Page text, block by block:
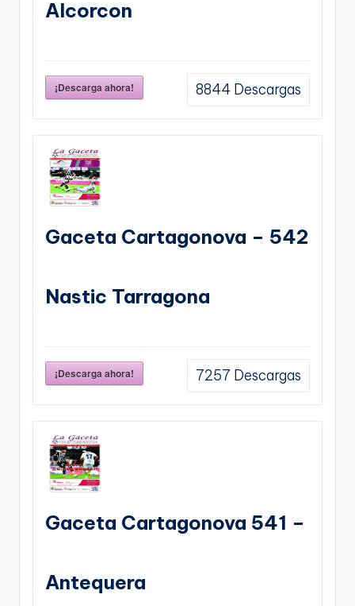
Alcorcon
¡Descarga ahora! 8844 Descargas
Gaceta Cartagonova – 542
Nastic Tarragona
¡Descarga ahora! 7257 Descargas
Gaceta Cartagonova 541 –
Antequera